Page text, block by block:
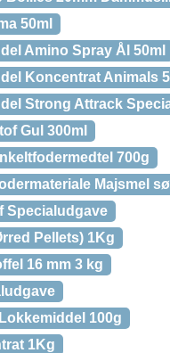
50ml
Amino Spray Ål 50ml
Koncentrat Animals
Strong Attrack
Gul 300ml
700g
Majsmel
Specialudgave
Pellets) 1Kg
16 mm 3 kg
100g
1Kg